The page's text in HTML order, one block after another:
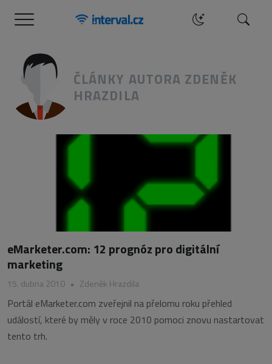
Menu Hledat
ČLÁNKY AUTORA ZDENĚK
HRAZDILA
eMarketer.com: 12 prognóz pro digitální
marketing
15. dubna 2010 • Zdeněk Hrazdila
Portál eMarketer.com zveřejnil na přelomu roku přehled
událostí, které by měly v roce 2010 pomoci znovu nastartovat
tento trh.